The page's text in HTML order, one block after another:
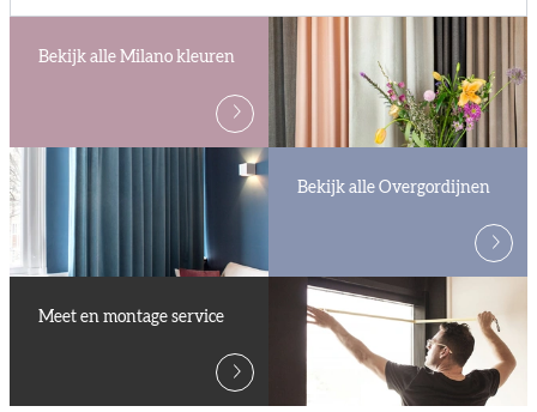
Bekijk alle Milano kleuren
Bekijk alle Overgordijnen
Meet en montage service